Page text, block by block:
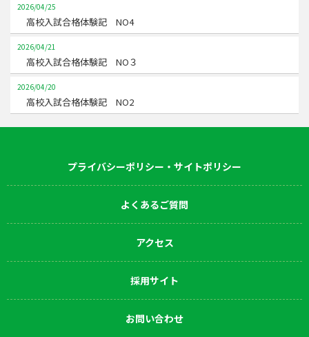
2026/04/25
高校入試合格体験記 NO4
2026/04/21
高校入試合格体験記 NO３
2026/04/20
高校入試合格体験記 NO2
プライバシーポリシー・サイトポリシー
よくあるご質問
アクセス
採用サイト
お問い合わせ